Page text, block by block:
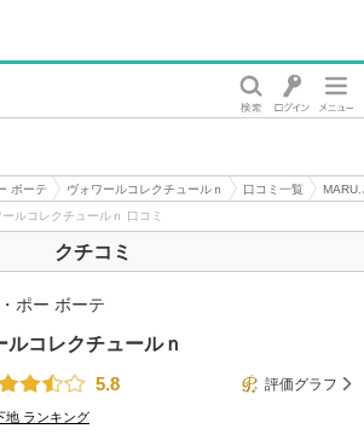
ボーテ ヴォワールコレクチュールｎ 口コミ一覧
ルコレクチュールｎ 口コミ
クチコミ
ポー ボーテ
ルコレクチュールｎ
5.8
評価グラフ
地 ランキング